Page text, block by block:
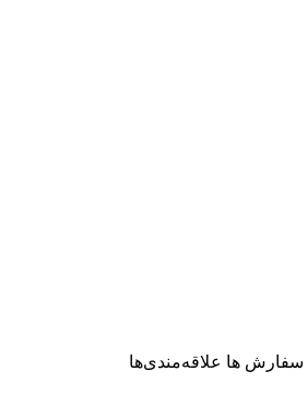
سفارش ها علاقه‌مندی‌ها